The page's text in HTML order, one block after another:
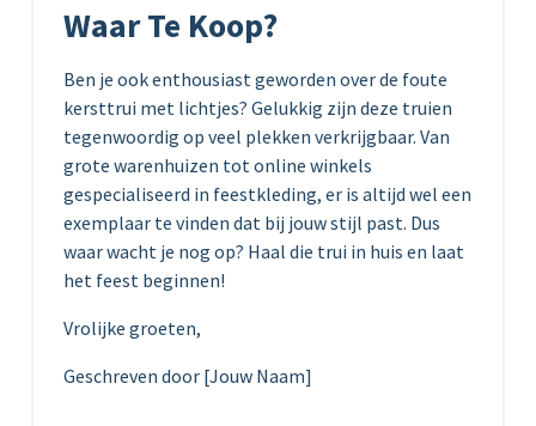
Waar Te Koop?
Ben je ook enthousiast geworden over de foute
kersttrui met lichtjes? Gelukkig zijn deze truien
tegenwoordig op veel plekken verkrijgbaar. Van
grote warenhuizen tot online winkels
gespecialiseerd in feestkleding, er is altijd wel een
exemplaar te vinden dat bij jouw stijl past. Dus
waar wacht je nog op? Haal die trui in huis en laat
het feest beginnen!
Vrolijke groeten,
Geschreven door [Jouw Naam]